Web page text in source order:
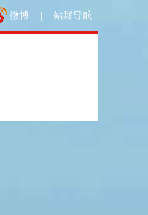
站群导航
微博